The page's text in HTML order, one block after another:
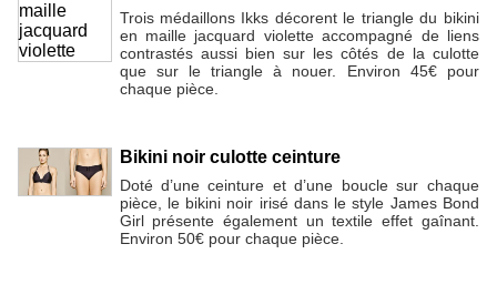
Trois médaillons Ikks décorent le triangle du bikini
en maille jacquard violette accompagné de liens
contrastés aussi bien sur les côtés de la culotte
que sur le triangle à nouer. Environ 45€ pour
chaque pièce.
Bikini noir culotte ceinture
Doté d’une ceinture et d’une boucle sur chaque
pièce, le bikini noir irisé dans le style James Bond
Girl présente également un textile effet gaînant.
Environ 50€ pour chaque pièce.